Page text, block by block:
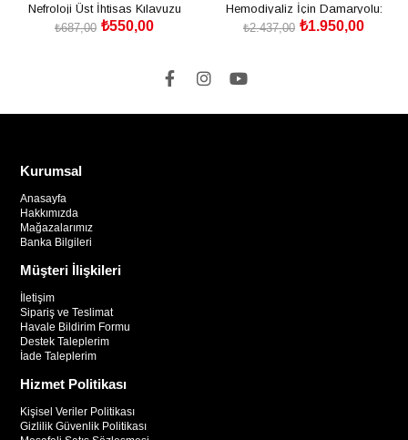
Nefroloji Üst İhtisas Kılavuzu
₺550,00
₺687,00
Hemodiyaliz İçin Damaryolu:
Multidisipliner Yaklaşım
₺1.950,00
₺2.437,00
Kurumsal
Anasayfa
Hakkımızda
Mağazalarımız
Banka Bilgileri
Müşteri İlişkileri
İletişim
Sipariş ve Teslimat
Havale Bildirim Formu
Destek Taleplerim
İade Taleplerim
Hizmet Politikası
Kişisel Veriler Politikası
Gizlilik Güvenlik Politikası